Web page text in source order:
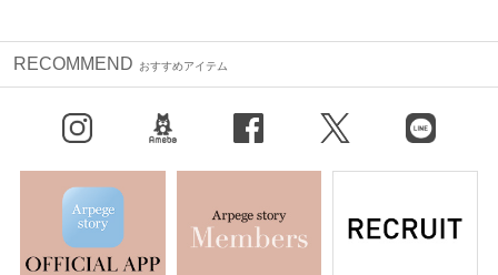
RECOMMEND おすすめアイテム
X（旧Twitter） LINE